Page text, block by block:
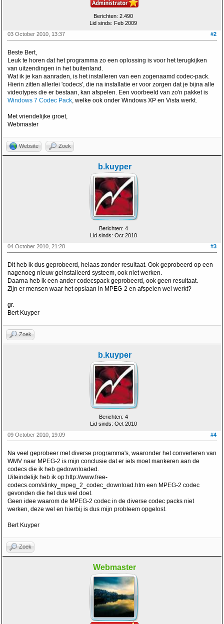
Berichten: 2.490
Lid sinds: Feb 2009
#2
03 October 2010, 13:37
Beste Bert,
Leuk te horen dat het programma zo een oplossing is voor het terugkijken
van uitzendingen in het buitenland.
Wat ik je kan aanraden, is het installeren van een zogenaamd codec-pack.
Hierin zitten allerlei 'codecs', die na installatie er voor zorgen dat je bijna alle
videotypes die er bestaan, kan afspelen. Een voorbeeld van zo'n pakket is
Windows 7 Codec Pack, welke ook onder Windows XP en Vista werkt.
Met vriendelijke groet,
Webmaster
Website Zoek
b.kuyper
Berichten: 4
Lid sinds: Oct 2010
#3
04 October 2010, 21:28
Dit heb ik dus geprobeerd, helaas zonder resultaat. Ook geprobeerd op een
nagenoeg nieuw geinstalleerd systeem, ook niet werken.
Daarna heb ik een ander codecspack geprobeerd, ook geen resultaat.
Zijn er mensen waar het opslaan in MPEG-2 en afspelen wel werkt?
gr.
Bert Kuyper
Zoek
b.kuyper
Berichten: 4
Lid sinds: Oct 2010
#4
09 October 2010, 19:09
Na veel geprobeer met diverse programma's, waaronder het converteren van
WMV naar MPEG-2 is mijn conclusie dat er iets moet mankeren aan de
codecs die ik heb gedownloaded.
Uiteindelijk heb ik op:http://www.free-
codecs.com/stinky_mpeg_2_codec_download.htm een MPEG-2 codec
gevonden die het dus wel doet.
Geen idee waarom de MPEG-2 codec in de diverse codec packs niet
werken, deze wel en hierbij is dus mijn probleem opgelost.
Bert Kuyper
Zoek
Webmaster